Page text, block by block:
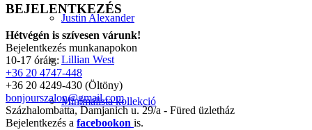
Justin Alexander
Lillian West
Minimalista kollekció
BEJELENTKEZÉS
Hétvégén is szívesen várunk!
Bejelentkezés munkanapokon
10-17 óráig:
+36 20 4747-448
+36 20 4249-430 (Öltöny)
bonjourszalon@gmail.com
Százhalombatta, Damjanich u. 29/a - Füred üzletház
Bejelentkezés a facebookon is.